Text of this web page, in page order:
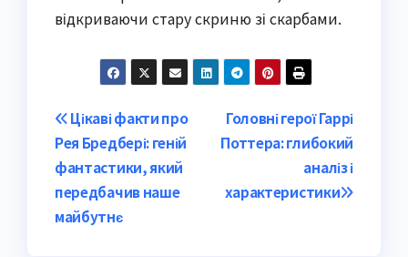
відкриваючи стару скриню зі скарбами.
Post
navigation
Головні герої Гаррі
Поттера: глибокий
аналіз і
характеристики
Цікаві факти про
Рея Бредбері: геній
фантастики, який
передбачив наше
майбутнє